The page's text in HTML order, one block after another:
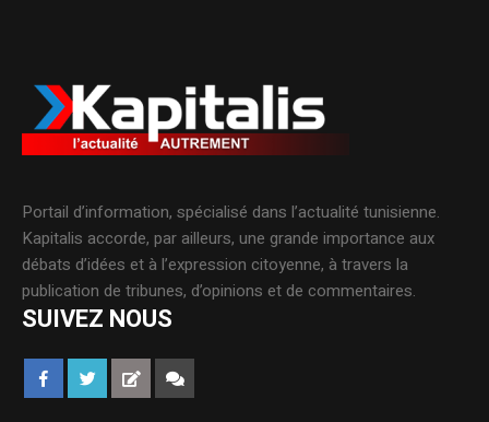
Portail d’information, spécialisé dans l’actualité tunisienne.
Kapitalis accorde, par ailleurs, une grande importance aux
débats d’idées et à l’expression citoyenne, à travers la
publication de tribunes, d’opinions et de commentaires.
SUIVEZ NOUS